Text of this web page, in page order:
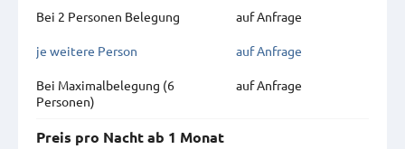
Bei 2 Personen Belegung
auf Anfrage
je weitere Person auf Anfrage
Bei Maximal­belegung (6
Personen)
auf Anfrage
Preis pro Nacht ab 1 Monat